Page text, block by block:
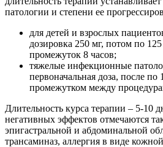
патологии и степени ее
для детей и взрослых
дозировка 250 мг, потом по
промежуток 8 часов;
тяжелые инфекционные
первоначальная доза, после
промежутком между
Длительность курса терапии – 5-10
негативных эффектов отмечаются
эпигастральной и абдоминальной
трансаминаз, аллергия в виде